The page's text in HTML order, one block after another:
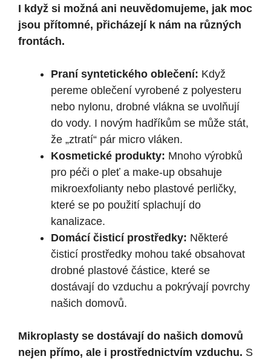
I když si možná ani neuvědomujeme, jak moc
jsou přítomné, přicházejí k nám na různých
frontách.
Praní syntetického oblečení: Když
pereme oblečení vyrobené z polyesteru
nebo nylonu, drobné vlákna se uvolňují
do vody. I novým hadříkům se může stát,
že „ztratí“ pár micro vláken.
Kosmetické produkty: Mnoho výrobků
pro péči o pleť a make-up obsahuje
mikroexfolianty nebo plastové perličky,
které se po použití splachují do
kanalizace.
Domácí čisticí prostředky: Některé
čisticí prostředky mohou také obsahovat
drobné plastové částice, které se
dostávají do vzduchu a pokrývají povrchy
našich domovů.
Mikroplasty se dostávají do našich domovů
nejen přímo, ale i prostřednictvím vzduchu. S